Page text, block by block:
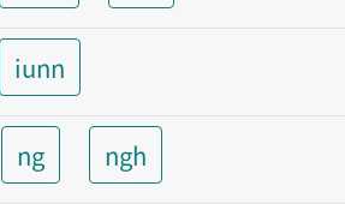
iunn
ng ngh